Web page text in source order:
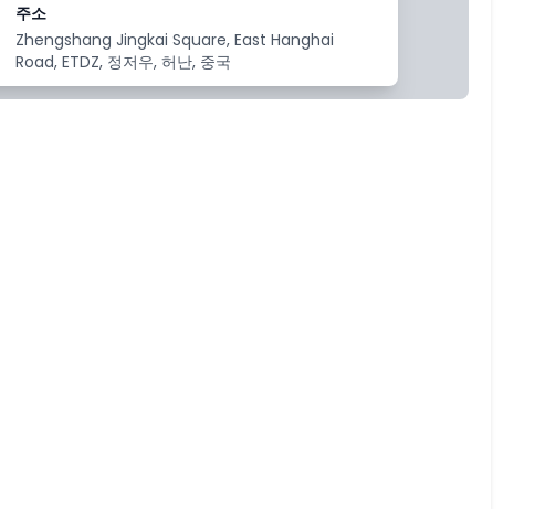
주소
Zhengshang Jingkai Square, East Hanghai
Road, ETDZ, 정저우, 허난, 중국